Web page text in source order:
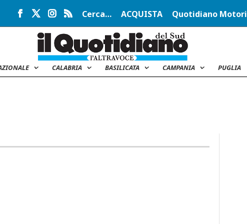
Cerca… ACQUISTA Quotidiano Motori
CALABRIA BASILICATA CAMPANIA PUGLIA